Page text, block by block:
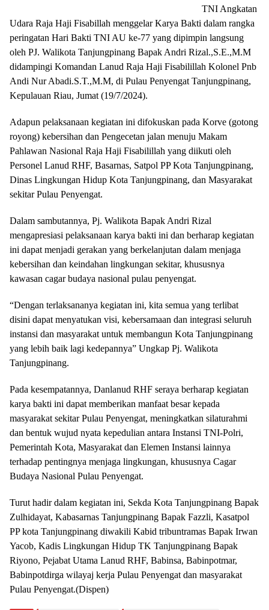
TNI Angkatan
Udara Raja Haji Fisabillah menggelar Karya Bakti dalam rangka
peringatan Hari Bakti TNI AU ke-77 yang dipimpin langsung
oleh PJ. Walikota Tanjungpinang Bapak Andri Rizal.,S.E.,M.M
didampingi Komandan Lanud Raja Haji Fisabilillah Kolonel Pnb
Andi Nur Abadi.S.T.,M.M, di Pulau Penyengat Tanjungpinang,
Kepulauan Riau, Jumat (19/7/2024).
Adapun pelaksanaan kegiatan ini difokuskan pada Korve (gotong
royong) kebersihan dan Pengecetan jalan menuju Makam
Pahlawan Nasional Raja Haji Fisabilillah yang diikuti oleh
Personel Lanud RHF, Basarnas, Satpol PP Kota Tanjungpinang,
Dinas Lingkungan Hidup Kota Tanjungpinang, dan Masyarakat
sekitar Pulau Penyengat.
Dalam sambutannya, Pj. Walikota Bapak Andri Rizal
mengapresiasi pelaksanaan karya bakti ini dan berharap kegiatan
ini dapat menjadi gerakan yang berkelanjutan dalam menjaga
kebersihan dan keindahan lingkungan sekitar, khususnya
kawasan cagar budaya nasional pulau penyengat.
“Dengan terlaksananya kegiatan ini, kita semua yang terlibat
disini dapat menyatukan visi, kebersamaan dan integrasi seluruh
instansi dan masyarakat untuk membangun Kota Tanjungpinang
yang lebih baik lagi kedepannya” Ungkap Pj. Walikota
Tanjungpinang.
Pada kesempatannya, Danlanud RHF seraya berharap kegiatan
karya bakti ini dapat memberikan manfaat besar kepada
masyarakat sekitar Pulau Penyengat, meningkatkan silaturahmi
dan bentuk wujud nyata kepedulian antara Instansi TNI-Polri,
Pemerintah Kota, Masyarakat dan Elemen Instansi lainnya
terhadap pentingnya menjaga lingkungan, khususnya Cagar
Budaya Nasional Pulau Penyengat.
Turut hadir dalam kegiatan ini, Sekda Kota Tanjungpinang Bapak
Zulhidayat, Kabasarnas Tanjungpinang Bapak Fazzli, Kasatpol
PP kota Tanjungpinang diwakili Kabid tribuntramas Bapak Irwan
Yacob, Kadis Lingkungan Hidup TK Tanjungpinang Bapak
Riyono, Pejabat Utama Lanud RHF, Babinsa, Babinpotmar,
Babinpotdirga wilayaj kerja Pulau Penyengat dan masyarakat
Pulau Penyengat.(Dispen)